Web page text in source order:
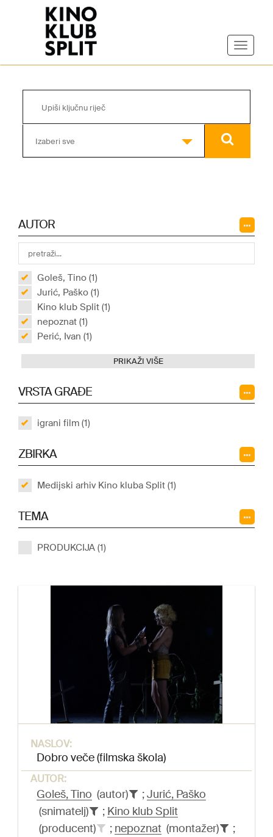
Izaberi sve
AUTOR
Goleš, Tino (1)
Jurić, Paško (1)
Kino klub Split (1)
nepoznat (1)
Perić, Ivan (1)
PRIKAŽI VIŠE
VRSTA GRAĐE
igrani film (1)
ZBIRKA
Medijski arhiv Kino kluba Split (1)
TEMA
PRODUKCIJA (1)
NASLOV:
Dobro veče (filmska škola)
AUTOR:
Goleš, Tino (autor) ;Jurić, Paško
(snimatelj)
; Kino klub Split
(producent)
; nepoznat (montažer)
;